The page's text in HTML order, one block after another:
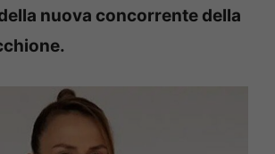
nuova concorrente della